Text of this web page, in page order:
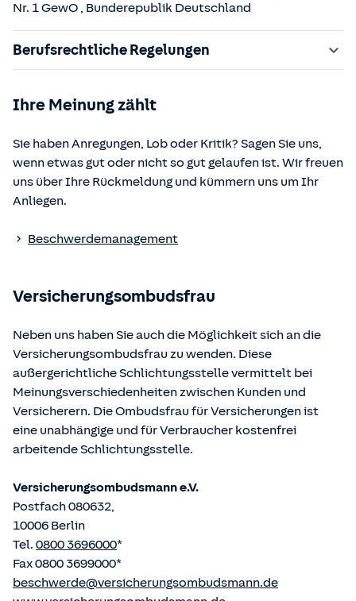
Nr. 1 GewO , Bunderepublik Deutschland
Berufsrechtliche Regelungen
§§ 59 – 68 Gesetz über den Versicherungsvertrag
§ 48b Versicherungsaufsichtsgesetz (VAG)
Verordnung über die Versicherungsvermittlung und -
Die berufsrechtlichen Regelungen können über die vom
eingesehen und abgerufen werden.
Ihre Meinung zählt
Sie haben Anregungen, Lob oder Kritik? Sagen Sie uns,
wenn etwas gut oder nicht so gut gelaufen ist. Wir freuen
uns über Ihre Rückmeldung und kümmern uns um Ihr
Anliegen.
Beschwerdemanagement
Versicherungsombudsfrau
Neben uns haben Sie auch die Möglichkeit sich an die
Versicherungsombudsfrau zu wenden. Diese
außergerichtliche Schlichtungsstelle vermittelt bei
Meinungsverschiedenheiten zwischen Kunden und
Versicherern. Die Ombudsfrau für Versicherungen ist
eine unabhängige und für Verbraucher kostenfrei
arbeitende Schlichtungsstelle.
Versicherungsombudsmann e.V.
Postfach 080632,
10006 Berlin
Tel. 0800 3696000*
Fax 0800 3699000*
beschwerde@versicherungsombudsmann.de